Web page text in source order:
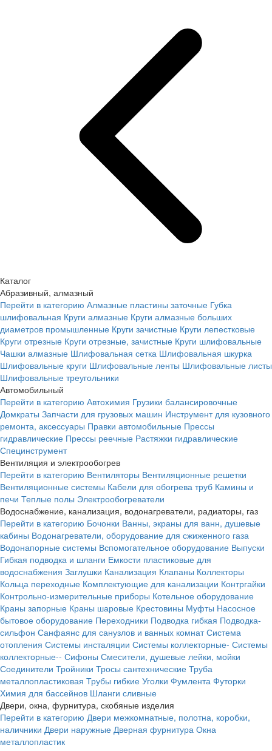
Каталог
Абразивный, алмазный
Перейти в категорию Алмазные пластины заточные Губка
шлифовальная Круги алмазные Круги алмазные больших
диаметров промышленные Круги зачистные Круги лепестковые
Круги отрезные Круги отрезные, зачистные Круги шлифовальные
Чашки алмазные Шлифовальная сетка Шлифовальная шкурка
Шлифовальные круги Шлифовальные ленты Шлифовальные листы
Шлифовальные треугольники
Автомобильный
Перейти в категорию Автохимия Грузики балансировочные
Домкраты Запчасти для грузовых машин Инструмент для кузовного
ремонта, аксессуары Правки автомобильные Прессы
гидравлические Прессы реечные Растяжки гидравлические
Специнструмент
Вентиляция и электрообогрев
Перейти в категорию Вентиляторы Вентиляционные решетки
Вентиляционные системы Кабели для обогрева труб Камины и
печи Теплые полы Электрообогреватели
Водоснабжение, канализация, водонагреватели, радиаторы, газ
Перейти в категорию Бочонки Ванны, экраны для ванн, душевые
кабины Водонагреватели, оборудование для сжиженного газа
Водонапорные системы Вспомогательное оборудование Выпуски
Гибкая подводка и шланги Емкости пластиковые для
водоснабжения Заглушки Канализация Клапаны Коллекторы
Кольца переходные Комплектующие для канализации Контргайки
Контрольно-измерительные приборы Котельное оборудование
Краны запорные Краны шаровые Крестовины Муфты Насосное
бытовое оборудование Переходники Подводка гибкая Подводка-
сильфон Санфаянс для санузлов и ванных комнат Система
отопления Системы инсталяции Системы коллекторные- Системы
коллекторные-- Сифоны Смесители, душевые лейки, мойки
Соединители Тройники Тросы сантехнические Труба
металлопластиковая Трубы гибкие Уголки Фумлента Футорки
Химия для бассейнов Шланги сливные
Двери, окна, фурнитура, скобяные изделия
Перейти в категорию Двери межкомнатные, полотна, коробки,
наличники Двери наружные Дверная фурнитура Окна
металлопластик